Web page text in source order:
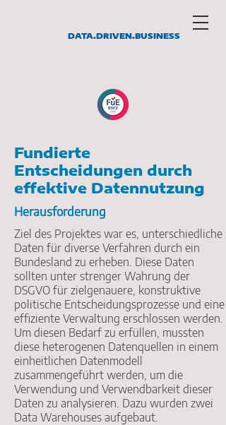
DATA.DRIVEN.BUSINESS
Fundierte
Entscheidungen durch
effektive Datennutzung
Herausforderung
Ziel des Projektes war es, unterschiedliche
Daten für diverse Verfahren durch ein
Bundesland zu erheben. Diese Daten
sollten unter strenger Wahrung der
DSGVO für zielgenauere, konstruktive
politische Entscheidungsprozesse und eine
effiziente Verwaltung erschlossen werden.
Um diesen Bedarf zu erfüllen, mussten
diese heterogenen Datenquellen in einem
einheitlichen Datenmodell
zusammengeführt werden, um die
Verwendung und Verwendbarkeit dieser
Daten zu analysieren. Dazu wurden zwei
Data Warehouses aufgebaut.